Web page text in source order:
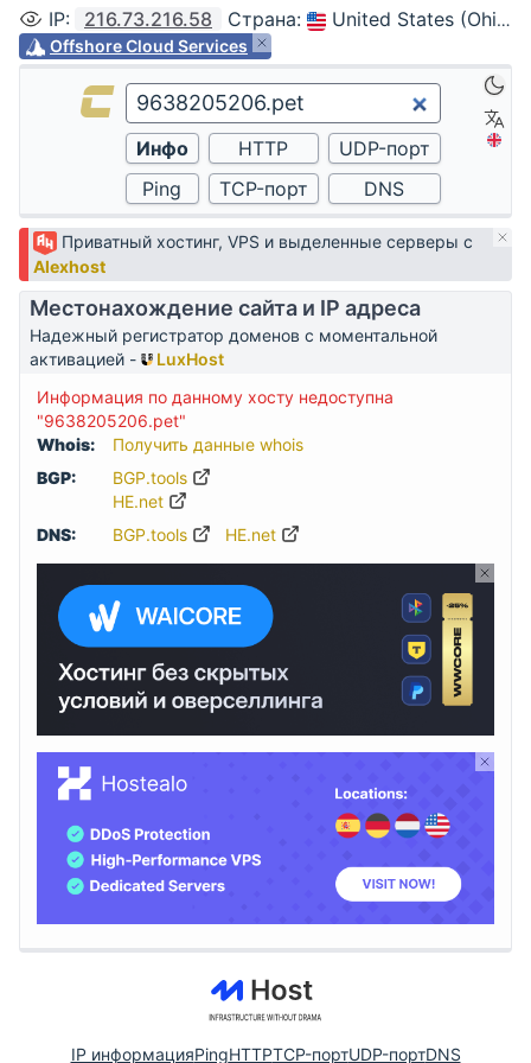
IP: 216.73.216.58 Страна: United States (Ohio, Columbus)
Offshore Cloud Services
Приватный хостинг, VPS и выделенные серверы с
Alexhost
Местонахождение сайта и IP адреса
Надежный регистратор доменов с моментальной
активацией -
LuxHost
Информация по данному хосту недоступна
"9638205206.pet"
Whois:
Получить данные whois
BGP:
BGP.tools
HE.net
DNS:
BGP.tools HE.net
IP информацияPingHTTPTCP-портUDP-портDNS